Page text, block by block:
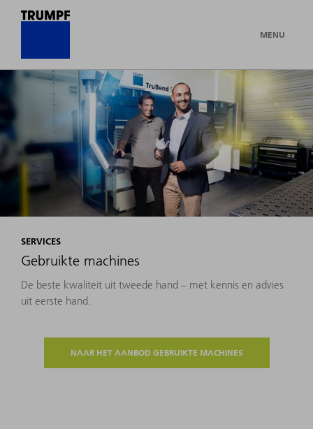
MENU
SERVICES
Gebruikte machines
De beste kwaliteit uit tweede hand – met kennis en advies
uit eerste hand.
NAAR HET AANBOD GEBRUIKTE MACHINES